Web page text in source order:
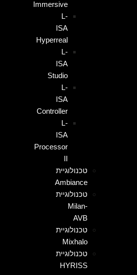
Immersive
L-
ISA
Hyperreal
L-
ISA
Studio
L-
ISA
Controller
L-
ISA
Processor
II
טכנולוגיית
Ambiance
טכנולוגיית
Milan-
AVB
טכנולוגיית
Mixhalo
טכנולוגיית
HYRISS